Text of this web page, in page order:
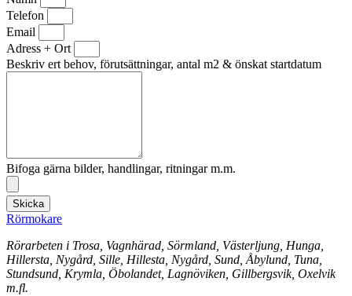
Telefon
Email
Adress + Ort
Beskriv ert behov, förutsättningar, antal m2 & önskat startdatum
Bifoga gärna bilder, handlingar, ritningar m.m.
Skicka
Rörmokare
Rörarbeten i Trosa, Vagnhärad, Sörmland, Västerljung, Hunga,
Hillersta, Nygård, Sille, Hillesta, Nygård, Sund, Åbylund, Tuna,
Stundsund, Krymla, Öbolandet, Lagnöviken, Gillbergsvik, Oxelvik
m.fl.